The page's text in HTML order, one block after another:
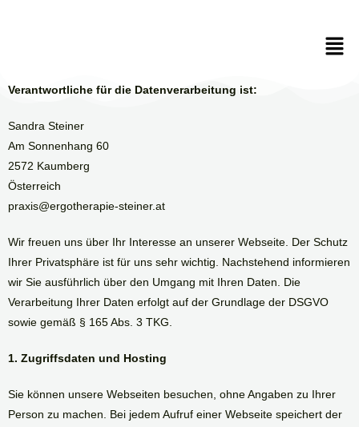
Verantwortliche für die Datenverarbeitung ist:
Sandra Steiner
Am Sonnenhang 60
2572 Kaumberg
Österreich
praxis@ergotherapie-steiner.at
Wir freuen uns über Ihr Interesse an unserer Webseite. Der Schutz
Ihrer Privatsphäre ist für uns sehr wichtig. Nachstehend informieren
wir Sie ausführlich über den Umgang mit Ihren Daten. Die
Verarbeitung Ihrer Daten erfolgt auf der Grundlage der DSGVO
sowie gemäß § 165 Abs. 3 TKG.
1. Zugriffsdaten und Hosting
Sie können unsere Webseiten besuchen, ohne Angaben zu Ihrer
Person zu machen. Bei jedem Aufruf einer Webseite speichert der